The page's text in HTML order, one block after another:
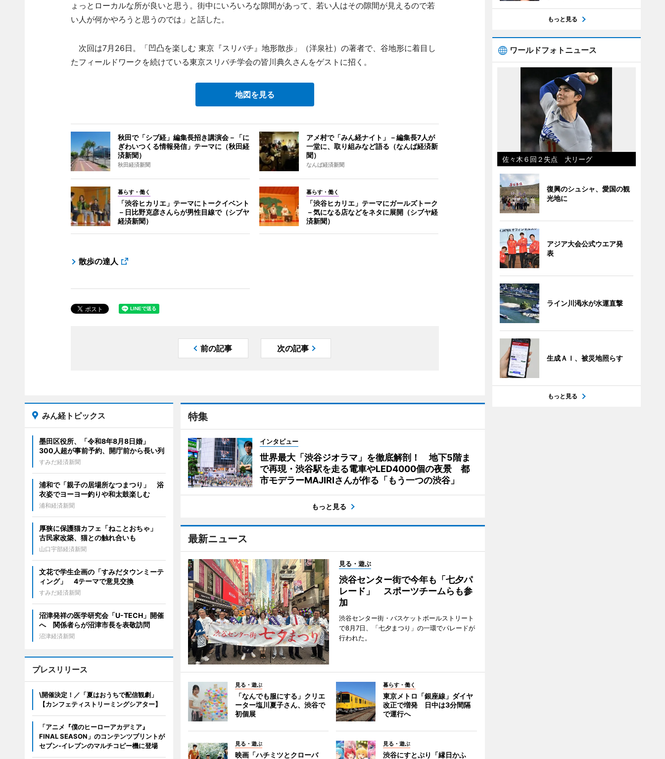
ょっとローカルな所が良いと思う。街中にいろいろな隙間があって、若い人はその隙間が見えるので若
い人が何かやろうと思うのでは」と話した。
次回は7月26日。「凹凸を楽しむ 東京『スリバチ』地形散歩」（洋泉社）の著者で、谷地形に着目し
たフィールドワークを続けている東京スリバチ学会の皆川典久さんをゲストに招く。
地図を見る
秋田で「シブ経」編集長招き講演会－「に
ぎわいつくる情報発信」テーマに（秋田経
済新聞）
秋田経済新聞
アメ村で「みん経ナイト」－編集長7人が
一堂に、取り組みなど語る（なんば経済新
聞）
なんば経済新聞
暮らす・働く
「渋谷ヒカリエ」テーマにトークイベント
－日比野克彦さんらが男性目線で（シブヤ
経済新聞）
暮らす・働く
「渋谷ヒカリエ」テーマにガールズトーク
－気になる店などをネタに展開（シブヤ経
済新聞）
散歩の達人
前の記事 次の記事
特集
インタビュー
世界最大「渋谷ジオラマ」を徹底解剖！ 地下5階ま
で再現・渋谷駅を走る電車やLED4000個の夜景 都
市モデラーMAJIRIさんが作る「もう一つの渋谷」
もっと見る
最新ニュース
見る・遊ぶ
渋谷センター街で今年も「七夕パ
レード」 スポーツチームらも参
加
渋谷センター街・バスケットボールストリート
で8月7日、「七夕まつり」の一環でパレードが
行われた。
見る・遊ぶ
「なんでも服にする」クリエ
ーター塩川夏子さん、渋谷で
初個展
暮らす・働く
東京メトロ「銀座線」ダイヤ
改正で増発 日中は3分間隔
で運行へ
見る・遊ぶ
映画「ハチミツとクローバ
見る・遊ぶ
渋谷にすとぷり「縁日かふ
みん経トピックス
墨田区役所、「令和8年8月8日婚」
300人超が事前予約、開庁前から長い列
すみだ経済新聞
浦和で「親子の居場所なつまつり」 浴
衣姿でヨーヨー釣りや和太鼓楽しむ
浦和経済新聞
厚狭に保護猫カフェ「ねことおちゃ」
古民家改築、猫との触れ合いも
山口宇部経済新聞
文花で学生企画の「すみだタウンミーテ
ィング」 4テーマで意見交換
すみだ経済新聞
沼津発祥の医学研究会「U-TECH」開催
へ 関係者らが沼津市長を表敬訪問
沼津経済新聞
プレスリリース
\開催決定！／「夏はおうちで配信観劇」
【カンフェティストリーミングシアター】
「アニメ『僕のヒーローアカデミア』
FINAL SEASON」のコンテンツプリントが
セブン‐イレブンのマルチコピー機に登場
もっと見る
ワールドフォトニュース
佐々木６回２失点 大リーグ
復興のシュシャ、愛国の観
光地に
アジア大会公式ウエア発
表
ライン川渇水が水運直撃
生成ＡＩ、被災地照らす
もっと見る